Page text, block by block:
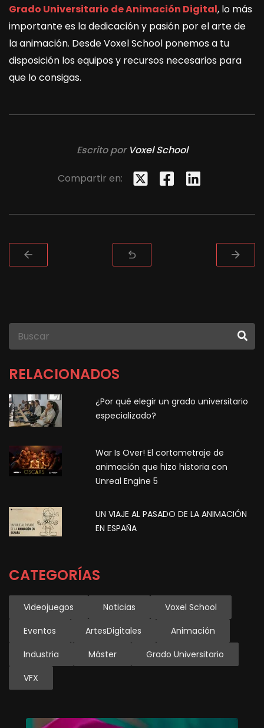
Grado Universitario de Animación Digital, lo más
importante es la dedicación y pasión por el arte de
la animación. Desde Voxel School ponemos a tu
disposición los equipos y recursos necesarios para
que lo consigas.
Escrito por Voxel School
Compartir en:
RELACIONADOS
¿Por qué elegir un grado universitario
especializado?
War Is Over! El cortometraje de
animación que hizo historia con
Unreal Engine 5
UN VIAJE AL PASADO DE LA ANIMACIÓN
EN ESPAÑA
CATEGORÍAS
Videojuegos Noticias
Voxel School
Eventos
ArtesDigitales
Animación
Industria
Máster
Grado Universitario
VFX